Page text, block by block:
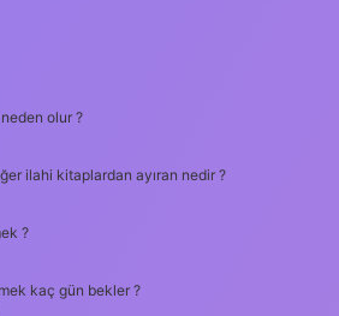
neden olur ?
ilahi kitaplardan ayıran nedir ?
?
kaç gün bekler ?